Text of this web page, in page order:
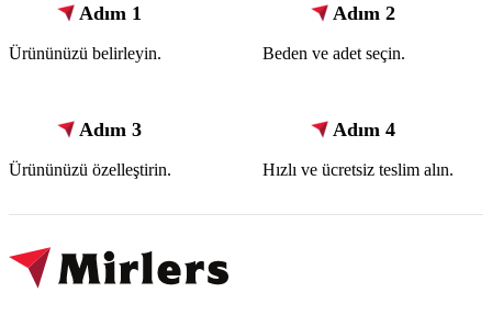
Adım 1
Ürününüzü belirleyin.
Adım 2
Beden ve adet seçin.
Adım 3
Ürününüzü özelleştirin.
Adım 4
Hızlı ve ücretsiz teslim alın.